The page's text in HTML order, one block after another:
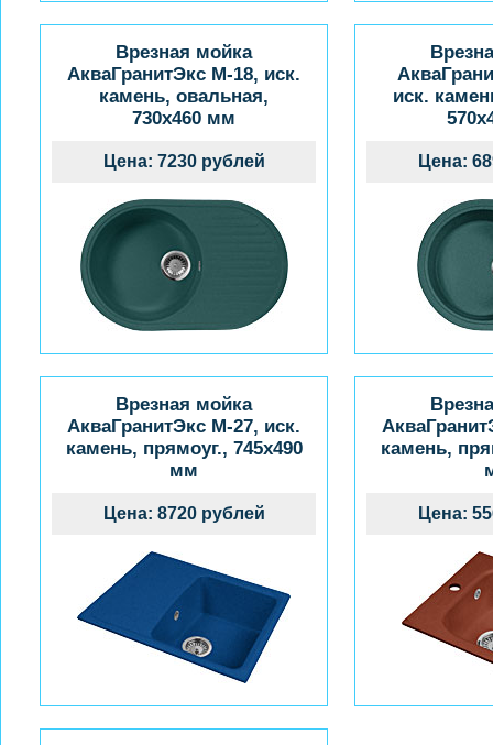
Врезная мойка
АкваГранитЭкс M-18, иск.
камень, овальная,
730x460 мм
Цена: 7230 рублей
иск.
Цена:
Врезная мойка
АкваГранитЭкс M-27, иск.
камень, прямоуг., 745x490
мм
Цена: 8720 рублей
камень,
Цена: